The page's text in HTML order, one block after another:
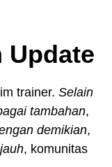
Update
trainer. Selain
tambahan,
demikian,
, komunitas